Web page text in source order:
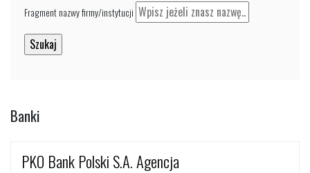
Fragment nazwy firmy/instytucji
Banki
PKO Bank Polski S.A. Agencja